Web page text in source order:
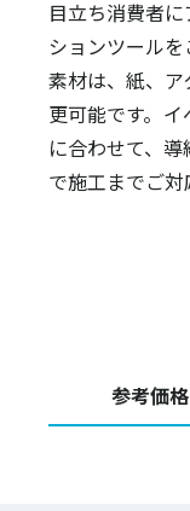
目立ち消費者
ションツールを
素材は、紙、
更可能です。
に合わせて、
で施工までご対
参考価格